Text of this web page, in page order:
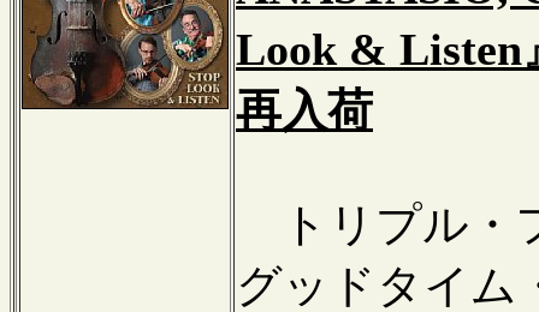
Look &
再入荷
トリプル・
グッドタイム